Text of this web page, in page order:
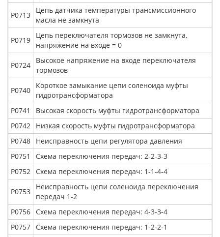
Р0713
Цепь датчика температуры трансмиссионного
масла не замкнута
Р0719
Цепь переключателя тормозов не замкнута,
напряжение на входе = 0
Р0724
Высокое напряжение на входе переключателя
тормозов
Р0740
Короткое замыкание цепи соленоида муфты
гидротрансформатора
Р0741
Высокая скорость муфты гидротрансформатора
Р0742
Низкая скорость муфты гидротрансформатора
Р0748
Неисправность цепи регулятора давления
Р0751
Схема переключения передач: 2-2-3-3
Р0752
Схема переключения передач: 1-1-4-4
Р0753
Неисправность цепи соленоида переключения
передач 1-2
Р0756
Схема переключения передач: 4-3-3-4
Р0757
Схема переключения передач: 1-2-2-1